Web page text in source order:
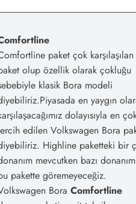
paket çok karşılaşılan
olup özellik olarak çokluğu
klasik Bora modeli
en yaygın
dolayısıyla en
edilen Volkswagen Bora
Highline paketteki bir
mevcutken bazı
pakette göremeyeceğiz.
Bora Comfortline